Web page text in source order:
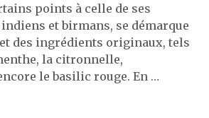
points à celle de ses
et birmans, se démarque
des ingrédients originaux, tels
la citronnelle,
le basilic rouge. En …